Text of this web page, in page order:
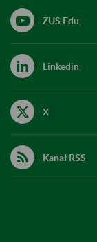
ZUS Edu
Linkedin
X
Kanał RSS